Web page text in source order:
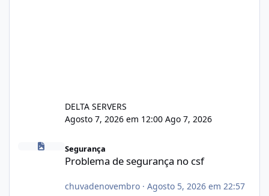
DELTA SERVERS
Agosto 7, 2026 em 12:00 Ago 7, 2026
Problema de segurança no csf
Segurança
Problema de segurança no csf
chuvadenovembro· Agosto 5, 2026 em 22:57